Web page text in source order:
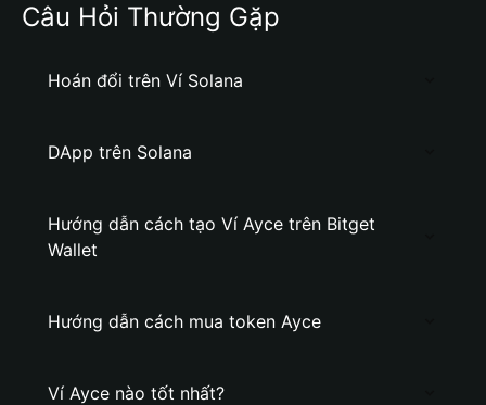
Câu Hỏi Thường Gặp
Hoán đổi trên Ví Solana
DApp trên Solana
Hướng dẫn cách tạo Ví Ayce trên Bitget
Wallet
Hướng dẫn cách mua token Ayce
Ví Ayce nào tốt nhất?